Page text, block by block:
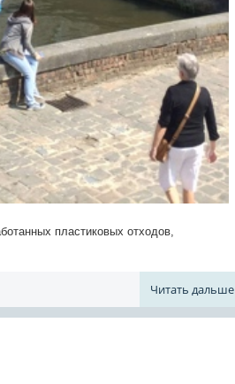
пластиковых отходов,
Читать дальше